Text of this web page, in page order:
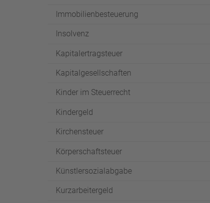
Immobilienbesteuerung
Insolvenz
Kapitalertragsteuer
Kapitalgesellschaften
Kinder im Steuerrecht
Kindergeld
Kirchensteuer
Körperschaftsteuer
Künstlersozialabgabe
Kurzarbeitergeld